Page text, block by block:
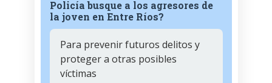
Policía busque a los agresores de
la joven en Entre Ríos?
Para prevenir futuros delitos y
proteger a otras posibles
víctimas